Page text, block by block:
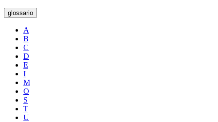
glossario
A
B
C
D
E
I
M
O
S
T
U